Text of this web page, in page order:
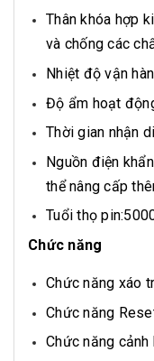
Thân khóa hợp
và chống các
Nhiệt độ vận
Độ ẩm hoạt
Thời gian nhận
Nguồn điện
thể nâng cấp
Tuổi thọ
Chức năng
Chức năng xáo
Chức năng
Chức năng